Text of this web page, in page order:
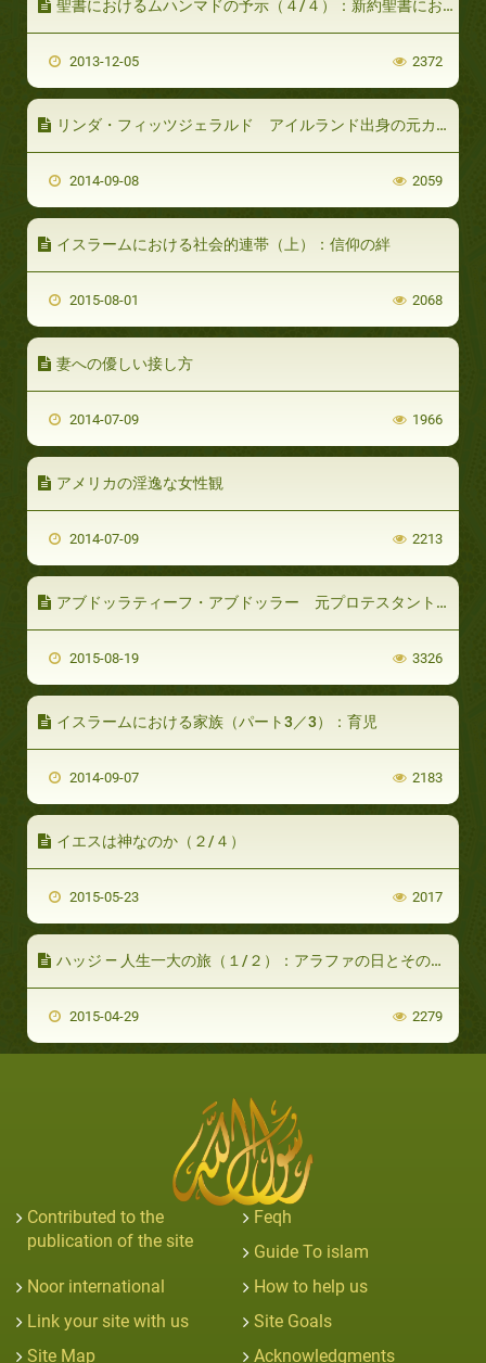
聖書におけるムハンマドの予示（４/４）：新約聖書におけるムハンマドの予示（続）
2013-12-05 2372
リンダ・フィッツジェラルド アイルランド出身の元カトリック信者（3/4）
2014-09-08 2059
イスラームにおける社会的連帯（上）：信仰の絆
2015-08-01 2068
妻への優しい接し方
2014-07-09 1966
アメリカの淫逸な女性観
2014-07-09 2213
アブドッラティーフ・アブドッラー 元プロテスタントの米国人（前編）：イスラームについて学ぶ
2015-08-19 3326
イスラームにおける家族（パート3／3）：育児
2014-09-07 2183
イエスは神なのか（２/４）
2015-05-23 2017
ハッジ ― 人生一大の旅（１/２）：アラファの日とその準備
2015-04-29 2279
Contributed to the
publication of the site
Feqh
Guide To islam
Noor international
How to help us
Link your site with us
Site Goals
Site Map
Acknowledgments